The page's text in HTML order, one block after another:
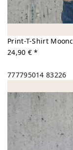
Print-T-Shirt
24,90 € *
777795014 83226